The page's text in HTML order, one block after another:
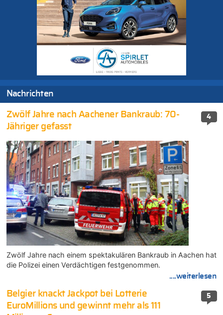
Nachrichten
4
Zwölf Jahre nach Aachener Bankraub: 70-
Jähriger gefasst
Zwölf Jahre nach einem spektakulären Bankraub in Aachen hat
die Polizei einen Verdächtigen festgenommen.
....weiterlesen
5
Belgier knackt Jackpot bei Lotterie
EuroMillions und gewinnt mehr als 111